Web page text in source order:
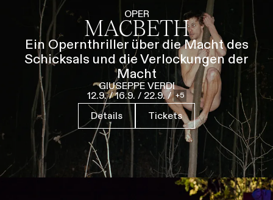
Führungen Jobs Kontakt
OPER
MACBETH
Ein Opernthriller über die Macht des
Schicksals und die Verlockungen der
Macht
GIUSEPPE VERDI
12.9. / 16.9. / 22.9. / 5
Details Tickets